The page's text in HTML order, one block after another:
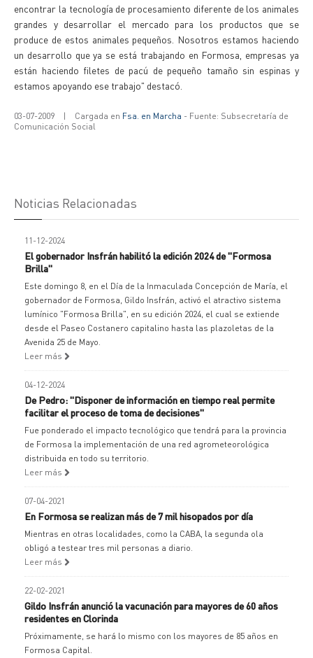
encontrar la tecnología de procesamiento diferente de los animales
grandes y desarrollar el mercado para los productos que se
produce de estos animales pequeños. Nosotros estamos haciendo
un desarrollo que ya se está trabajando en Formosa, empresas ya
están haciendo filetes de pacú de pequeño tamaño sin espinas y
estamos apoyando ese trabajo" destacó.
03-07-2009 | Cargada en Fsa. en Marcha - Fuente: Subsecretaría de
Comunicación Social
Noticias Relacionadas
11-12-2024
El gobernador Insfrán habilitó la edición 2024 de "Formosa
Brilla"
Este domingo 8, en el Día de la Inmaculada Concepción de María, el
gobernador de Formosa, Gildo Insfrán, activó el atractivo sistema
lumínico "Formosa Brilla", en su edición 2024, el cual se extiende
desde el Paseo Costanero capitalino hasta las plazoletas de la
Avenida 25 de Mayo.
Leer más
04-12-2024
De Pedro: "Disponer de información en tiempo real permite
facilitar el proceso de toma de decisiones"
Fue ponderado el impacto tecnológico que tendrá para la provincia
de Formosa la implementación de una red agrometeorológica
distribuida en todo su territorio.
Leer más
07-04-2021
En Formosa se realizan más de 7 mil hisopados por día
Mientras en otras localidades, como la CABA, la segunda ola
obligó a testear tres mil personas a diario.
Leer más
22-02-2021
Gildo Insfrán anunció la vacunación para mayores de 60 años
residentes en Clorinda
Próximamente, se hará lo mismo con los mayores de 85 años en
Formosa Capital.